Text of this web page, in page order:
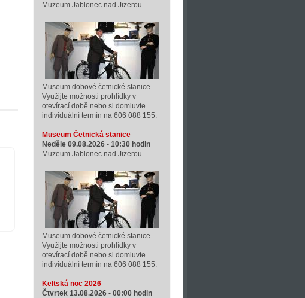
Muzeum Jablonec nad Jizerou
Museum dobové četnické stanice.
Využijte možnosti prohlídky v
otevírací době nebo si domluvte
individuální termín na 606 088 155.
Museum Četnická stanice
Neděle 09.08.2026 - 10:30 hodin
Muzeum Jablonec nad Jizerou
Museum dobové četnické stanice.
Využijte možnosti prohlídky v
otevírací době nebo si domluvte
individuální termín na 606 088 155.
Keltská noc 2026
Čtvrtek 13.08.2026 - 00:00 hodin